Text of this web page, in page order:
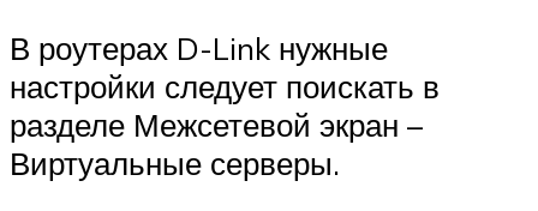
В роутерах D-Link нужные
настройки следует поискать в
разделе Межсетевой экран –
Виртуальные серверы.